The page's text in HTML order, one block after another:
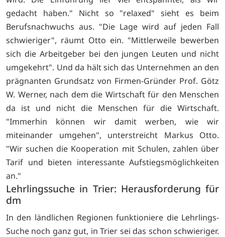
gedacht haben." Nicht so "relaxed" sieht es beim
Berufsnachwuchs aus. "Die Lage wird auf jeden Fall
schwieriger", räumt Otto ein. "Mittlerweile bewerben
sich die Arbeitgeber bei den jungen Leuten und nicht
umgekehrt". Und da hält sich das Unternehmen an den
prägnanten Grundsatz von Firmen-Gründer Prof. Götz
W. Werner, nach dem die Wirtschaft für den Menschen
da ist und nicht die Menschen für die Wirtschaft.
"Immerhin können wir damit werben, wie wir
miteinander umgehen", unterstreicht Markus Otto.
"Wir suchen die Kooperation mit Schulen, zahlen über
Tarif und bieten interessante Aufstiegsmöglichkeiten
an."
Lehrlingssuche in Trier: Herausforderung für
dm
In den ländlichen Regionen funktioniere die Lehrlings-
Suche noch ganz gut, in Trier sei das schon schwieriger.